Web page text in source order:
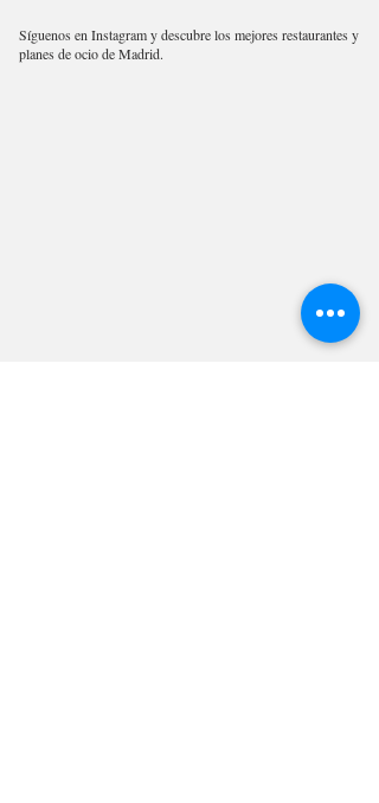
Síguenos en Instagram y descubre los mejores restaurantes y
planes de ocio de Madrid.